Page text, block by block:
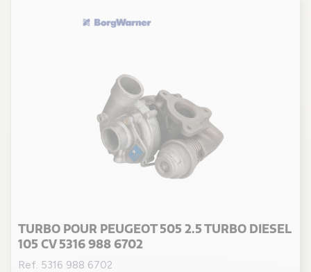
TURBO POUR PEUGEOT 505 2.5 TURBO DIESEL
105 CV 5316 988 6702
Ref. 5316 988 6702